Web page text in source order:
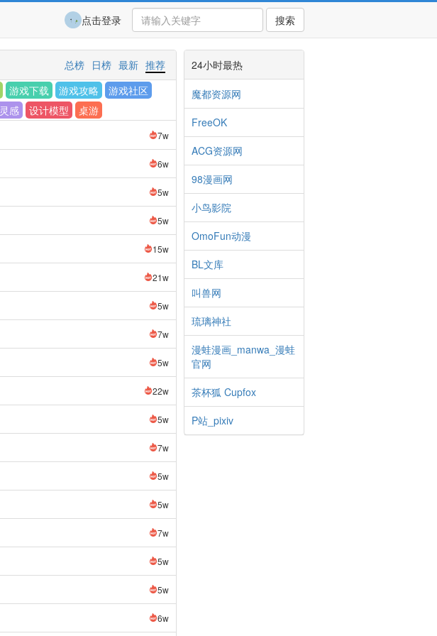
搜索
点击登录
推荐
最新
日榜
总榜
游戏下载 游戏攻略
游戏社区
灵感 设计模型
桌游
7w
6w
5w
5w
15w
21w
5w
7w
5w
22w
5w
7w
5w
5w
7w
5w
5w
6w
24小时最热
魔都资源网
FreeOK
ACG资源网
98漫画网
小鸟影院
OmoFun动漫
BL文库
叫兽网
琉璃神社
漫蛙漫画_manwa_漫蛙
官网
茶杯狐 Cupfox
P站_pixiv